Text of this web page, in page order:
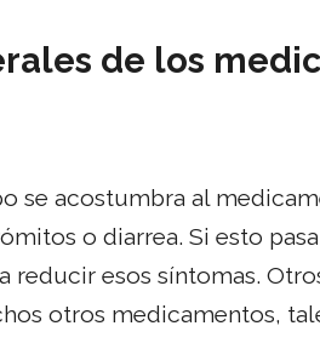
de los
se acostumbra al
o diarrea. Si esto
reducir esos síntomas.
otros medicamentos,